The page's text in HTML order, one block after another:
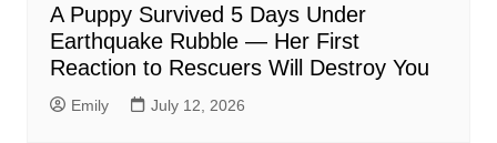
A Puppy Survived 5 Days Under
Earthquake Rubble — Her First
Reaction to Rescuers Will Destroy You
Emily July 12, 2026